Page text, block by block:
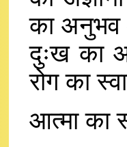
का अनुभव
दुःख का
रोग का
आत्मा का